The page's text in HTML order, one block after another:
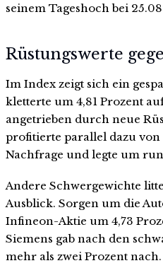
seinem Tageshoch bei
Rüstungswerte
Im Index zeigt sich ein
kletterte um 4,81 Prozent
angetrieben durch neue
profitierte parallel dazu von
Nachfrage und legte um
Andere Schwergewichte
Ausblick. Sorgen um die
Infineon-Aktie um 4,73
Siemens gab nach den
mehr als zwei Prozent nach.